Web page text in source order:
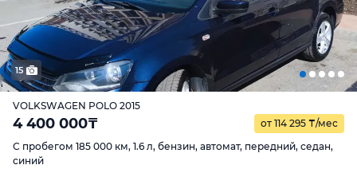
15
VOLKSWAGEN POLO 2015
4 400 000₸ от 114 295 ₸/мес
С пробегом 185 000 км, 1.6 л, бензин, автомат, передний, седан,
синий